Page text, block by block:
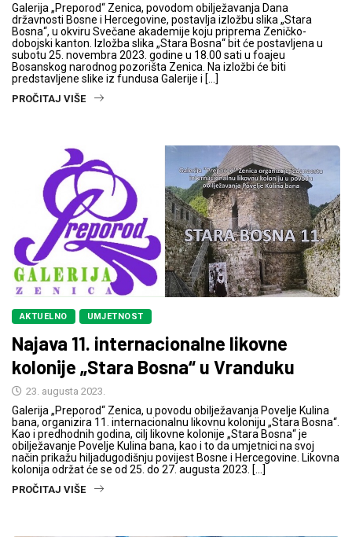
Galerija „Preporod“ Zenica, povodom obilježavanja Dana
državnosti Bosne i Hercegovine, postavlja izložbu slika „Stara
Bosna“, u okviru Svečane akademije koju priprema Zeničko-
dobojski kanton. Izložba slika „Stara Bosna“ bit će postavljena u
subotu 25. novembra 2023. godine u 18.00 sati u foajeu
Bosanskog narodnog pozorišta Zenica. Na izložbi će biti
predstavljene slike iz fundusa Galerije i […]
PROČITAJ VIŠE
AKTUELNO UMJETNOST
Najava 11. internacionalne likovne
kolonije „Stara Bosna“ u Vranduku
23. augusta 2023.
Galerija „Preporod“ Zenica, u povodu obilježavanja Povelje Kulina
bana, organizira 11. internacionalnu likovnu koloniju „Stara Bosna“.
Kao i predhodnih godina, cilj likovne kolonije „Stara Bosna“ je
obilježavanje Povelje Kulina bana, kao i to da umjetnici na svoj
način prikažu hiljadugodišnju povijest Bosne i Hercegovine. Likovna
kolonija održat će se od 25. do 27. augusta 2023. […]
PROČITAJ VIŠE